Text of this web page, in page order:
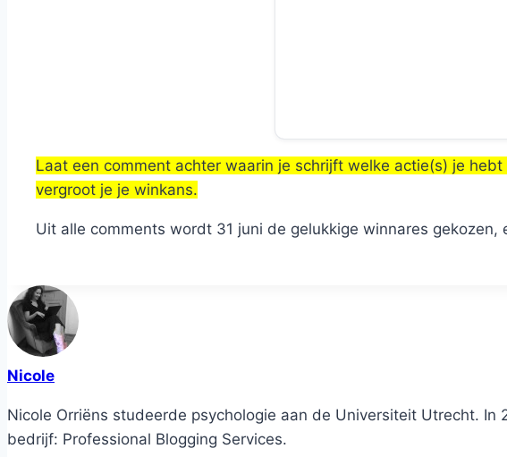
Laat een comment achter waarin je schrijft welke actie(s) je
vergroot je je winkans.
Uit alle comments wordt 31 juni de gelukkige winnares
Nicole
Nicole Orriëns studeerde psychologie aan de Universiteit Utrecht.
bedrijf: Professional Blogging Services.